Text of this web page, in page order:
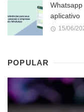
aplicativo
15/06/
POPULAR